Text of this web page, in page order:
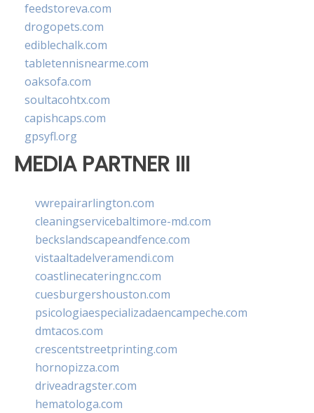
feedstoreva.com
drogopets.com
ediblechalk.com
tabletennisnearme.com
oaksofa.com
soultacohtx.com
capishcaps.com
gpsyfl.org
MEDIA PARTNER III
vwrepairarlington.com
cleaningservicebaltimore-md.com
beckslandscapeandfence.com
vistaaltadelveramendi.com
coastlinecateringnc.com
cuesburgershouston.com
psicologiaespecializadaencampeche.com
dmtacos.com
crescentstreetprinting.com
hornopizza.com
driveadragster.com
hematologa.com